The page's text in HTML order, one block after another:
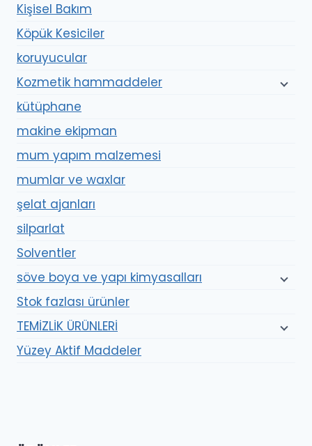
Kişisel Bakım
Köpük Kesiciler
koruyucular
Kozmetik hammaddeler
kütüphane
makine ekipman
mum yapım malzemesi
mumlar ve waxlar
şelat ajanları
silparlat
Solventler
söve boya ve yapı kimyasalları
Stok fazlası ürünler
TEMİZLİK ÜRÜNLERİ
Yüzey Aktif Maddeler